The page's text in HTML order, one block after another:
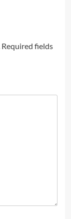
Required fields